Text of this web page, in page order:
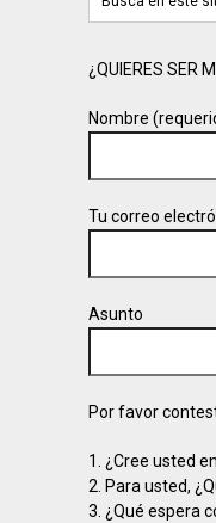
¿QUIERES SER
Nombre
Tu correo
Asunto
Por favor
1. ¿Cree usted
2. Para usted,
3. ¿Qué espera